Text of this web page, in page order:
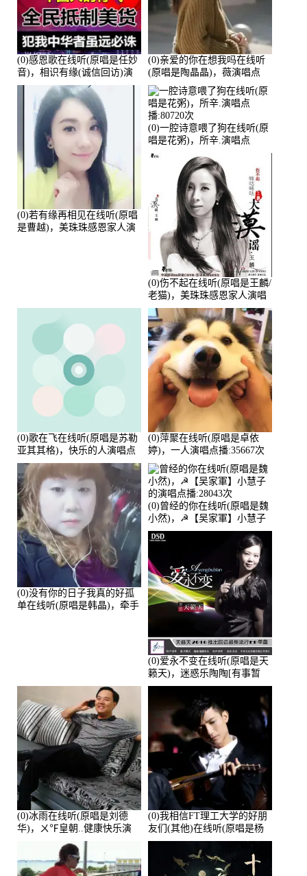
(0)感恩歌在线听(原唱是任妙
音)，相识有缘(诚信回访)演
唱点播:161288次
(0)亲爱的你在想我吗在线听
(原唱是陶晶晶)，薇演唱点
播:159722次
(0)若有缘再相见在线听(原唱
是曹越)，美珠珠感恩家人演
(0)一腔诗意喂了狗在线听(原
唱是花粥)，所辛.演唱点
播:80720次
(0)伤不起在线听(原唱是王麟/
老猫)，美珠珠感恩家人演唱
点播:80218次
(0)歌在飞在线听(原唱是苏勒
亚其其格)，快乐的人演唱点
播:36次
(0)萍聚在线听(原唱是卓依
婷)，一人演唱点播:35667次
(0)没有你的日子我真的好孤
单在线听(原唱是韩晶)，牵手
(0)曾经的你在线听(原唱是魏
小然)，☭【吴家軍】小慧子
的演唱点播:28043次
(0)爱永不变在线听(原唱是天
籁天)，迷惑乐陶陶[有事暂
离]演唱点播:27678次
(0)冰雨在线听(原唱是刘德
华)，ㄨ℉皇朝..健康快乐演
(0)我相信FT理工大学的好朋
友们(其他)在线听(原唱是杨
培安)，老乔演唱点播:23714